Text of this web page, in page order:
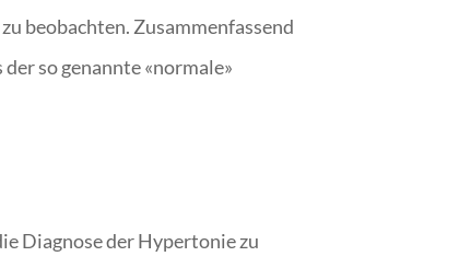
beobachten. Zusammenfassend
so genannte «normale»
Diagnose der Hypertonie zu